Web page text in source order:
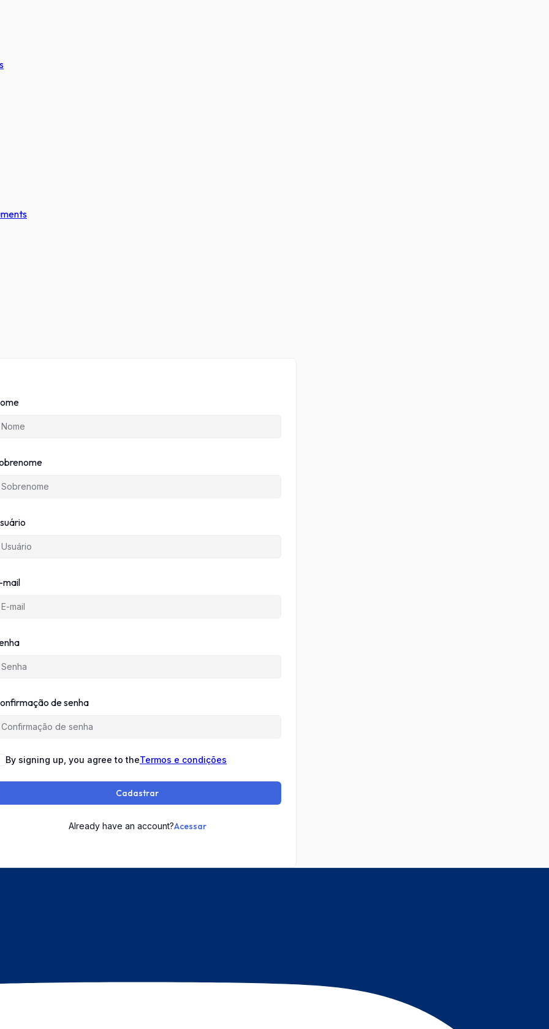
mail
de senha
By signing up, you agree to theTermos e condições
Cadastrar
Already have an account?Acessar